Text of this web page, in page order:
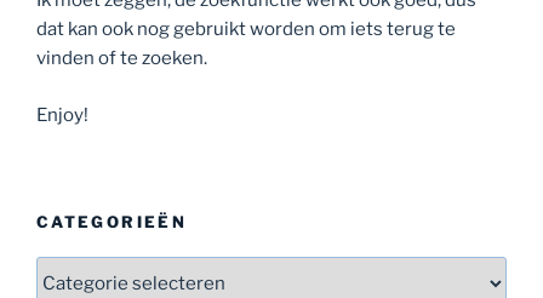
dat kan ook nog gebruikt worden om iets terug te
vinden of te zoeken.
Enjoy!
CATEGORIEËN